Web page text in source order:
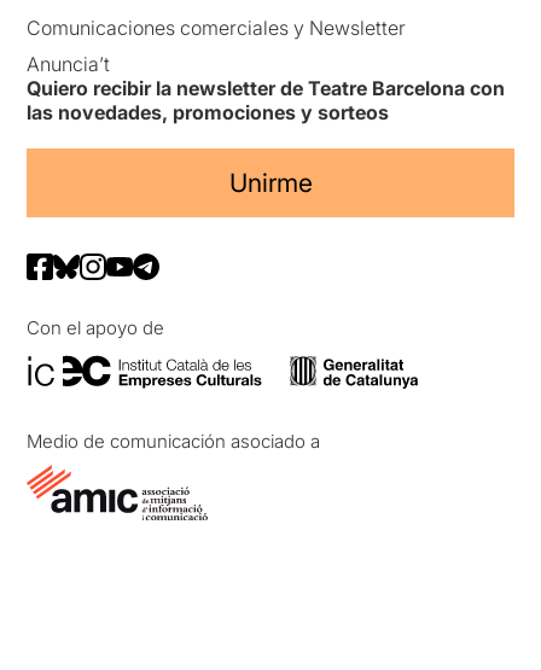
Comunicaciones comerciales y Newsletter
Anuncia’t
Quiero recibir la newsletter de Teatre Barcelona con
las novedades, promociones y sorteos
Unirme
Con el apoyo de
Medio de comunicación asociado a